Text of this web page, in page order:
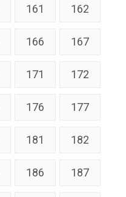
161 162
166 167
171 172
176 177
181 182
186 187